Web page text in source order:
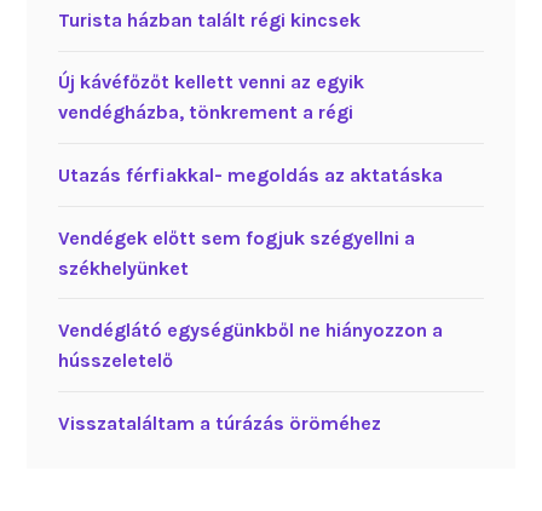
Turista házban talált régi kincsek
Új kávéfőzőt kellett venni az egyik
vendégházba, tönkrement a régi
Utazás férfiakkal- megoldás az aktatáska
Vendégek előtt sem fogjuk szégyellni a
székhelyünket
Vendéglátó egységünkből ne hiányozzon a
hússzeletelő
Visszataláltam a túrázás öröméhez